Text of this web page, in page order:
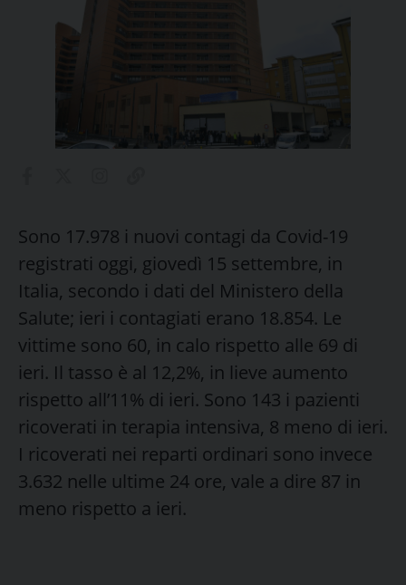
Sono 17.978 i nuovi contagi da Covid-19
registrati oggi, giovedì 15 settembre, in
Italia, secondo i dati del Ministero della
Salute; ieri i contagiati erano 18.854. Le
vittime sono 60, in calo rispetto alle 69 di
ieri. Il tasso è al 12,2%, in lieve aumento
rispetto all’11% di ieri. Sono 143 i pazienti
ricoverati in terapia intensiva, 8 meno di ieri.
I ricoverati nei reparti ordinari sono invece
3.632 nelle ultime 24 ore, vale a dire 87 in
meno rispetto a ieri.